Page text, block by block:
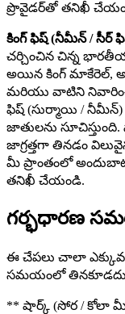
ప్రొవైడర్‌తో తనిఖీ
కింగ్ ఫిష్ (నీమీన్ / సీర్
చర్చించిన చిన్న
అయిన కింగ్ మాకేరెల్,
మరియు వాటిని
ఫిష్ (సుర్మాయి /
జాతులను
జాగ్రత్తగా తినడం
మీ ప్రాంతంలో
తనిఖీ చేయండి.
గర్భధారణ
ఈ చేపలు చాలా
సమయంలో
** షార్క్ (సోర / కోలా